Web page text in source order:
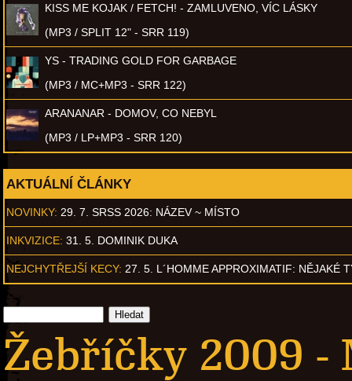
KISS ME KOJAK / FETCH! - ZAMLUVENO, VÍC LÁSKY
(MP3 / SPLIT 12" - SRR 119)
YS - TRADING GOLD FOR GARBAGE
(MP3 / MC+MP3 - SRR 122)
ARANANAR - DOMOV, CO NEBYL
(MP3 / LP+MP3 - SRR 120)
AKTUÁLNÍ ČLÁNKY
NOVINKY: 29. 7. SRSS 2026: NÁZEV ~ MÍSTO
INKVIZICE: 31. 5. DOMINIK DUKA
NEJCHYTŘEJŠÍ KECY: 27. 5. L´HOMME APPROXIMATIF: NĚJAKÉ
Žebříčky 2009 -